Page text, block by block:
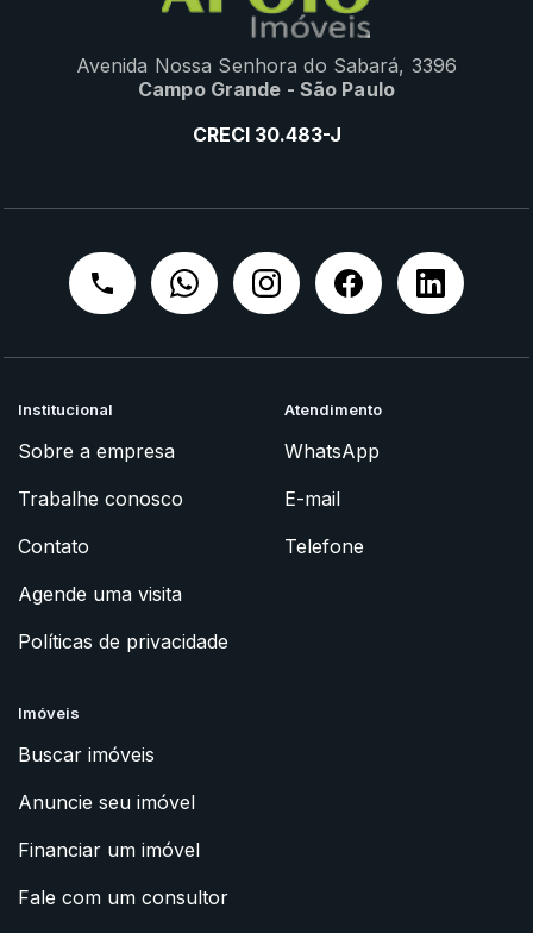
Avenida Nossa Senhora do Sabará, 3396
Campo Grande - São Paulo
CRECI 30.483-J
Institucional
Sobre a empresa
Trabalhe conosco
Contato
Agende uma visita
Políticas de privacidade
Atendimento
WhatsApp
E-mail
Telefone
Imóveis
Buscar imóveis
Anuncie seu imóvel
Financiar um imóvel
Fale com um consultor